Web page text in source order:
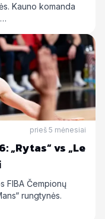
Kauno komanda
prieš 5 mėnesiai
„Rytas“ vs „Le
FIBA Čempionų
rungtynės.